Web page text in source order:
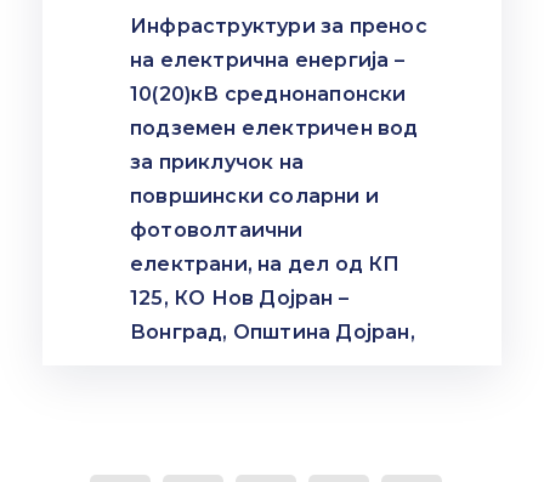
Инфраструктури за пренос
на електрична енергија –
10(20)кВ среднонапонски
подземен електричен вод
за приклучок на
површински соларни и
фотоволтаични
електрани, на дел од КП
125, КО Нов Дојран –
Вонград, Општина Дојран,